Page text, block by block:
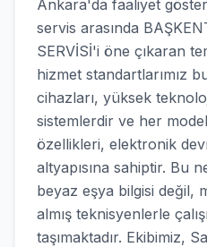
Ankara'da faaliyet
servis arasında
SERVİSİ'i öne çıkaran
hizmet standartlarımız
cihazları, yüksek
sistemlerdir ve her
özellikleri, elektronik
altyapısına sahiptir. Bu
beyaz eşya bilgisi değil,
almış teknisyenlerle
taşımaktadır. Ekibimiz,